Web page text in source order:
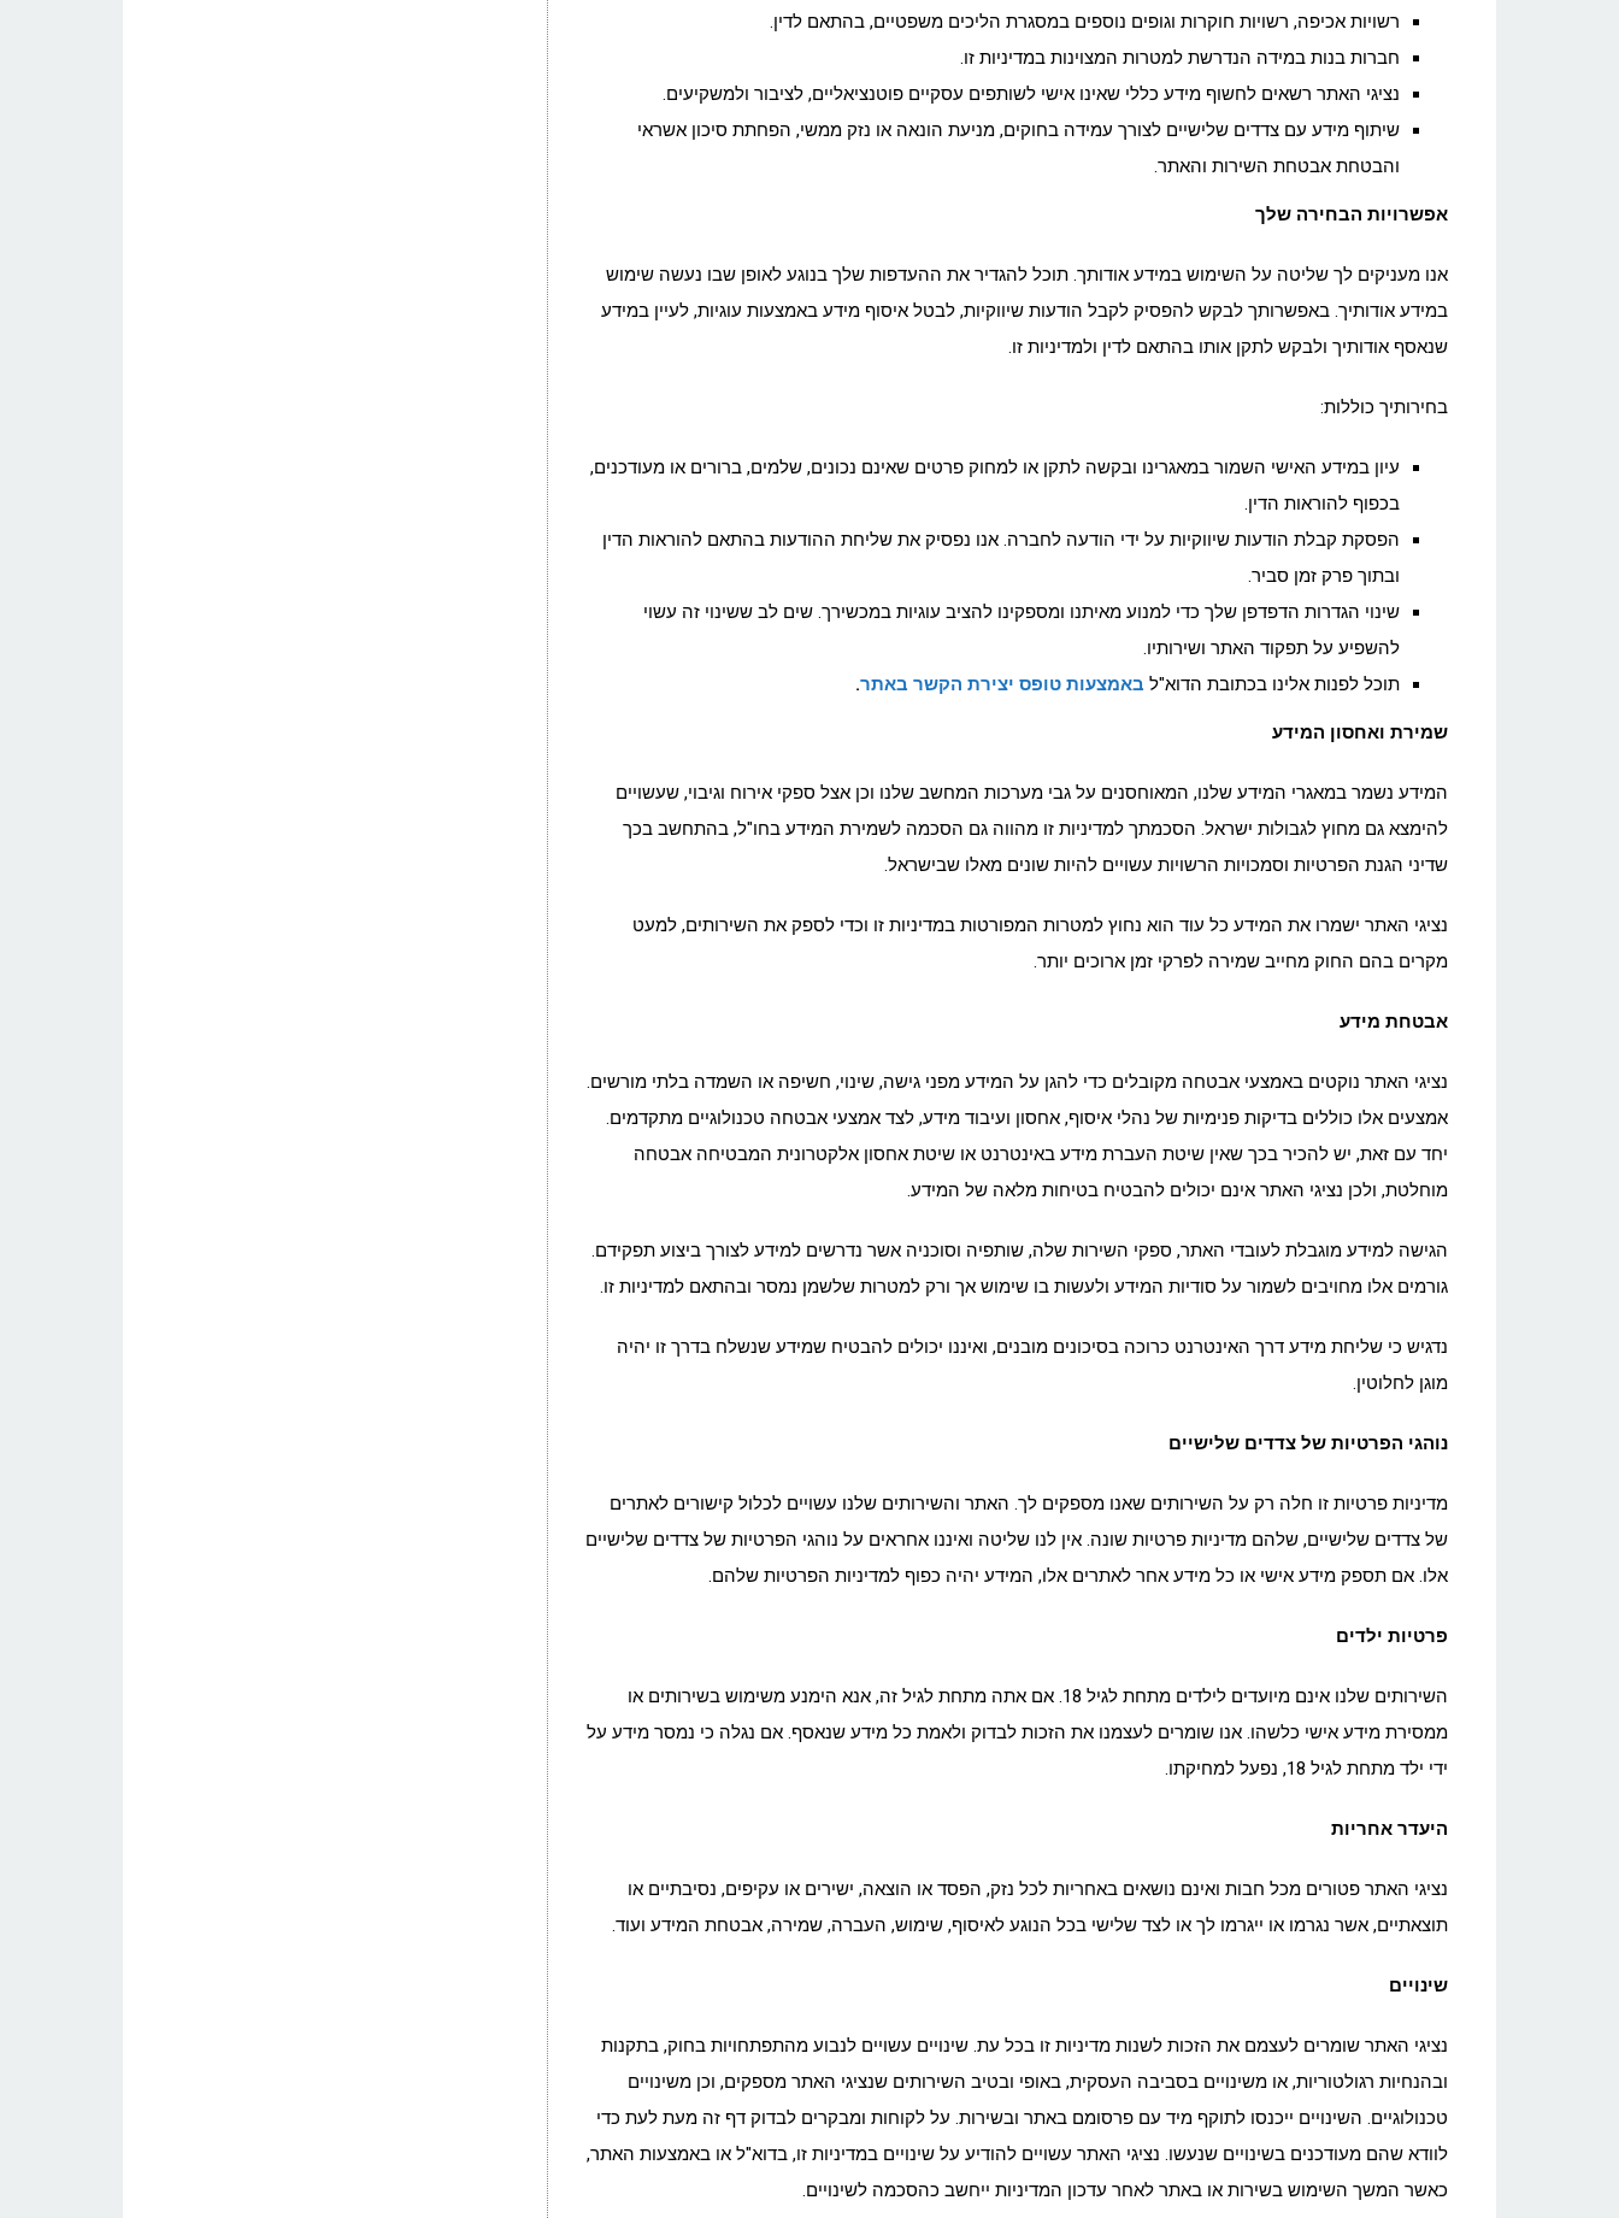
רשויות אכיפה, רשויות חוקרות וגופים נוספים במסגרת הליכים משפטיים, בהתאם לדין.
חברות בנות במידה הנדרשת למטרות המצוינות במדיניות זו.
נציגי האתר רשאים לחשוף מידע כללי שאינו אישי לשותפים עסקיים פוטנציאליים, לציבור ולמשקיעים.
שיתוף מידע עם צדדים שלישיים לצורך עמידה בחוקים, מניעת הונאה או נזק ממשי, הפחתת סיכון אשראי
והבטחת אבטחת השירות והאתר.
אפשרויות הבחירה שלך
אנו מעניקים לך שליטה על השימוש במידע אודותך. תוכל להגדיר את ההעדפות שלך בנוגע לאופן שבו נעשה שימוש
במידע אודותיך. באפשרותך לבקש להפסיק לקבל הודעות שיווקיות, לבטל איסוף מידע באמצעות עוגיות, לעיין במידע
שנאסף אודותיך ולבקש לתקן אותו בהתאם לדין ולמדיניות זו.
בחירותיך כוללות:
עיון במידע האישי השמור במאגרינו ובקשה לתקן או למחוק פרטים שאינם נכונים, שלמים, ברורים או מעודכנים,
בכפוף להוראות הדין.
הפסקת קבלת הודעות שיווקיות על ידי הודעה לחברה. אנו נפסיק את שליחת ההודעות בהתאם להוראות הדין
ובתוך פרק זמן סביר.
שינוי הגדרות הדפדפן שלך כדי למנוע מאיתנו ומספקינו להציב עוגיות במכשירך. שים לב ששינוי זה עשוי
להשפיע על תפקוד האתר ושירותיו.
תוכל לפנות אלינו בכתובת הדוא"ל באמצעות טופס יצירת הקשר באתר.
שמירת ואחסון המידע
המידע נשמר במאגרי המידע שלנו, המאוחסנים על גבי מערכות המחשב שלנו וכן אצל ספקי אירוח וגיבוי, שעשויים
להימצא גם מחוץ לגבולות ישראל. הסכמתך למדיניות זו מהווה גם הסכמה לשמירת המידע בחו"ל, בהתחשב בכך
שדיני הגנת הפרטיות וסמכויות הרשויות עשויים להיות שונים מאלו שבישראל.
נציגי האתר ישמרו את המידע כל עוד הוא נחוץ למטרות המפורטות במדיניות זו וכדי לספק את השירותים, למעט
מקרים בהם החוק מחייב שמירה לפרקי זמן ארוכים יותר.
אבטחת מידע
נציגי האתר נוקטים באמצעי אבטחה מקובלים כדי להגן על המידע מפני גישה, שינוי, חשיפה או השמדה בלתי מורשים.
אמצעים אלו כוללים בדיקות פנימיות של נהלי איסוף, אחסון ועיבוד מידע, לצד אמצעי אבטחה טכנולוגיים מתקדמים.
יחד עם זאת, יש להכיר בכך שאין שיטת העברת מידע באינטרנט או שיטת אחסון אלקטרונית המבטיחה אבטחה
מוחלטת, ולכן נציגי האתר אינם יכולים להבטיח בטיחות מלאה של המידע.
הגישה למידע מוגבלת לעובדי האתר, ספקי השירות שלה, שותפיה וסוכניה אשר נדרשים למידע לצורך ביצוע תפקידם.
גורמים אלו מחויבים לשמור על סודיות המידע ולעשות בו שימוש אך ורק למטרות שלשמן נמסר ובהתאם למדיניות זו.
נדגיש כי שליחת מידע דרך האינטרנט כרוכה בסיכונים מובנים, ואיננו יכולים להבטיח שמידע שנשלח בדרך זו יהיה
מוגן לחלוטין.
נוהגי הפרטיות של צדדים שלישיים
מדיניות פרטיות זו חלה רק על השירותים שאנו מספקים לך. האתר והשירותים שלנו עשויים לכלול קישורים לאתרים
של צדדים שלישיים, שלהם מדיניות פרטיות שונה. אין לנו שליטה ואיננו אחראים על נוהגי הפרטיות של צדדים שלישיים
אלו. אם תספק מידע אישי או כל מידע אחר לאתרים אלו, המידע יהיה כפוף למדיניות הפרטיות שלהם.
פרטיות ילדים
השירותים שלנו אינם מיועדים לילדים מתחת לגיל 18. אם אתה מתחת לגיל זה, אנא הימנע משימוש בשירותים או
ממסירת מידע אישי כלשהו. אנו שומרים לעצמנו את הזכות לבדוק ולאמת כל מידע שנאסף. אם נגלה כי נמסר מידע על
ידי ילד מתחת לגיל 18, נפעל למחיקתו.
היעדר אחריות
נציגי האתר פטורים מכל חבות ואינם נושאים באחריות לכל נזק, הפסד או הוצאה, ישירים או עקיפים, נסיבתיים או
תוצאתיים, אשר נגרמו או ייגרמו לך או לצד שלישי בכל הנוגע לאיסוף, שימוש, העברה, שמירה, אבטחת המידע ועוד.
שינויים
נציגי האתר שומרים לעצמם את הזכות לשנות מדיניות זו בכל עת. שינויים עשויים לנבוע מהתפתחויות בחוק, בתקנות
ובהנחיות רגולטוריות, או משינויים בסביבה העסקית, באופי ובטיב השירותים שנציגי האתר מספקים, וכן משינויים
טכנולוגיים. השינויים ייכנסו לתוקף מיד עם פרסומם באתר ובשירות. על לקוחות ומבקרים לבדוק דף זה מעת לעת כדי
לוודא שהם מעודכנים בשינויים שנעשו. נציגי האתר עשויים להודיע על שינויים במדיניות זו, בדוא"ל או באמצעות האתר,
כאשר המשך השימוש בשירות או באתר לאחר עדכון המדיניות ייחשב כהסכמה לשינויים.